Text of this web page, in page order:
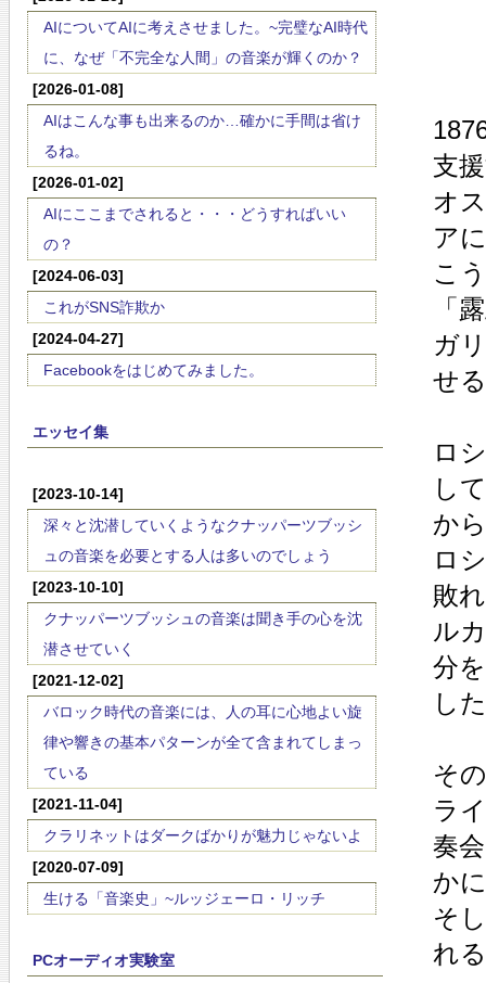
AIについてAIに考えさせました。~完璧なAI時代
に、なぜ「不完全な人間」の音楽が輝くのか？
[2026-01-08]
AIはこんな事も出来るのか…確かに手間は省け
るね。
[2026-01-02]
AIにここまでされると・・・どうすればいい
の？
[2024-06-03]
これがSNS詐欺か
[2024-04-27]
Facebookをはじめてみました。
エッセイ集
[2023-10-14]
深々と沈潜していくようなクナッパーツブッシ
ュの音楽を必要とする人は多いのでしょう
[2023-10-10]
クナッパーツブッシュの音楽は聞き手の心を沈
潜させていく
[2021-12-02]
バロック時代の音楽には、人の耳に心地よい旋
律や響きの基本パターンが全て含まれてしまっ
ている
[2021-11-04]
クラリネットはダークばかりが魅力じゃないよ
[2020-07-09]
生ける「音楽史」~ルッジェーロ・リッチ
PCオーディオ実験室
支
オ
ア
こ
「
ガ
せ
ロ
し
か
ロ
敗
ル
分
し
そ
ラ
奏
か
そ
れ